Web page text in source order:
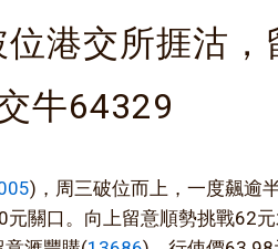
港交所捱沽，
牛64329
)，周三破位而上，一度飆逾
元關口。向上留意順勢挑戰62